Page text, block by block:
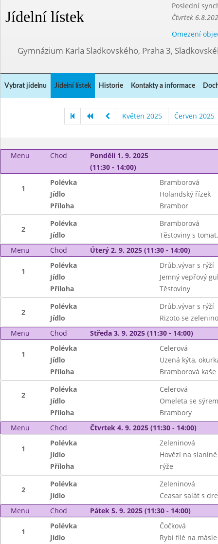
Jídelní lístek
Poslední
Čtvrtek
Omezení
Gymnázium Karla Sladkovského, Praha 3,
Vybrat jídelnu Jídelní lístek Historie Kontakty a informace
Květen 2025 Červen 2025
Menu Chod
Pondělí 1. 9. 2025
(11:30 - 14:00)
1
Polévka
Bramborová
Jídlo
Holandský řízek
Příloha
Brambor
2
Polévka
Bramborová
Jídlo
Těstoviny s
Menu
Chod Úterý 2. 9. 2025 (11:30 - 14:00)
1
Polévka
Drůb.vývar s rýží
Jídlo
Jemný vepřový
Příloha
Těstoviny
2
Polévka
Drůb.vývar s rýží
Jídlo
Rizoto se
Menu
Chod Středa 3. 9. 2025 (11:30 - 14:00)
1
Polévka
Celerová
Jídlo
Uzená kýta,
Příloha
Bramborová kaše
2
Polévka
Celerová
Jídlo
Omeleta se sýrem
Příloha
Brambory
Menu
Chod Čtvrtek 4. 9. 2025 (11:30 - 14:00)
1
Polévka
Zeleninová
Jídlo
Hovězí na slanině
Příloha
rýže
2
Polévka
Zeleninová
Jídlo
Ceasar salát s
Menu
Chod Pátek 5. 9. 2025 (11:30 - 14:00)
1
Polévka
Čočková
Jídlo
Rybí filé na másle